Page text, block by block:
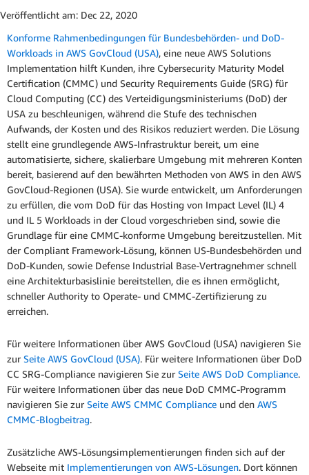
Veröffentlicht am: Dec 22, 2020
Konforme Rahmenbedingungen für Bundesbehörden- und DoD-
Workloads in AWS GovCloud (USA), eine neue AWS Solutions
Implementation hilft Kunden, ihre Cybersecurity Maturity Model
Certification (CMMC) und Security Requirements Guide (SRG) für
Cloud Computing (CC) des Verteidigungsministeriums (DoD) der
USA zu beschleunigen, während die Stufe des technischen
Aufwands, der Kosten und des Risikos reduziert werden. Die Lösung
stellt eine grundlegende AWS-Infrastruktur bereit, um eine
automatisierte, sichere, skalierbare Umgebung mit mehreren Konten
bereit, basierend auf den bewährten Methoden von AWS in den AWS
GovCloud-Regionen (USA). Sie wurde entwickelt, um Anforderungen
zu erfüllen, die vom DoD für das Hosting von Impact Level (IL) 4
und IL 5 Workloads in der Cloud vorgeschrieben sind, sowie die
Grundlage für eine CMMC-konforme Umgebung bereitzustellen. Mit
der Compliant Framework-Lösung, können US-Bundesbehörden und
DoD-Kunden, sowie Defense Industrial Base-Vertragnehmer schnell
eine Architekturbasislinie bereitstellen, die es ihnen ermöglicht,
schneller Authority to Operate- und CMMC-Zertifizierung zu
erreichen.
Für weitere Informationen über AWS GovCloud (USA) navigieren Sie
zur Seite AWS GovCloud (USA). Für weitere Informationen über DoD
CC SRG-Compliance navigieren Sie zur Seite AWS DoD Compliance.
Für weitere Informationen über das neue DoD CMMC-Programm
navigieren Sie zur Seite AWS CMMC Compliance und den AWS
CMMC-Blogbeitrag.
Zusätzliche AWS-Lösungsimplementierungen finden sich auf der
Webseite mit Implementierungen von AWS-Lösungen. Dort können